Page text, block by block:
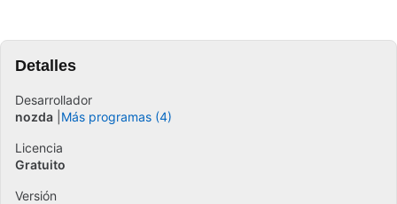
Detalles
Desarrollador
nozda Más programas (4)
Licencia
Gratuito
Versión